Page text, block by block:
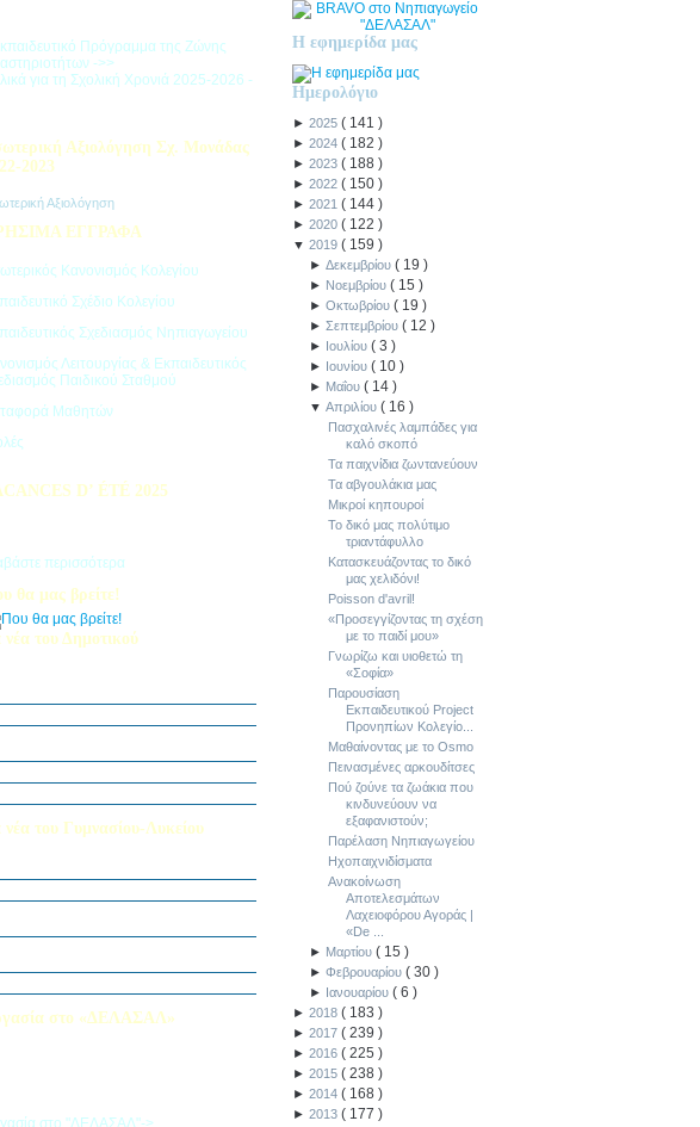
Πρόγραμμα της Ζώνης
->>
για τη Σχολική Χρονιά 2025-2026 -
Αξιολόγηση Σχ. Μονάδας
2023
Αξιολόγηση
ΕΓΓΡΑΦΑ
Κανονισμός Κολεγίου
Σχέδιο Κολεγίου
Σχεδιασμός Νηπιαγωγείου
Λειτουργίας & Εκπαιδευτικός
Παιδικού Σταθμού
Μαθητών
D’ ÉTÉ 2025
περισσότερα
θα μας βρείτε!
νέα του Δημοτικού
νέα του Γυμνασίου-Λυκείου
στο «ΔΕΛΑΣΑΛ»
στο "ΔΕΛΑΣΑΛ"->
Η εφημερίδα μας
Ημερολόγιο
► 2025 ( 141 )
► 2024 ( 182 )
► 2023 ( 188 )
► 2022 ( 150 )
► 2021 ( 144 )
► 2020 ( 122 )
▼ 2019 ( 159 )
►Δεκεμβρίου( 19)
► Νοεμβρίου( 15)
►Οκτωβρίου( 19)
►Σεπτεμβρίου( 12)
► Ιουλίου(3)
► Ιουνίου( 10)
► Μαΐου( 14)
▼Απριλίου( 16)
Πασχαλινές λαμπάδες για
καλό σκοπό
Τα παιχνίδια ζωντανεύουν
Τα αβγουλάκια μας
Μικροί κηπουροί
Το δικό μας πολύτιμο
τριαντάφυλλο
Κατασκευάζοντας το δικό
μας χελιδόνι!
Poisson d'avril!
«Προσεγγίζοντας τη σχέση
με το παιδί μου»
Γνωρίζω και υιοθετώ τη
«Σοφία»
Παρουσίαση
Εκπαιδευτικού Project
Προνηπίων Κολεγίο...
Μαθαίνοντας με το Osmo
Πεινασμένες αρκουδίτσες
Πού ζούνε τα ζωάκια που
κινδυνεύουν να
εξαφανιστούν;
Παρέλαση Νηπιαγωγείου
Ηχοπαιχνιδίσματα
Ανακοίνωση
Αποτελεσμάτων
Λαχειοφόρου Αγοράς |
«De ...
► Μαρτίου( 15)
►Φεβρουαρίου(30)
► Ιανουαρίου(6)
► 2018 ( 183 )
► 2017 ( 239 )
► 2016 ( 225 )
► 2015 ( 238 )
► 2014 ( 168 )
► 2013 ( 177 )